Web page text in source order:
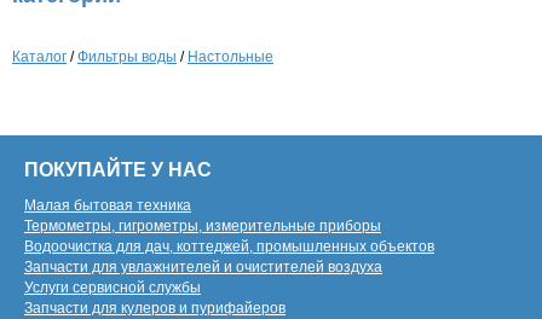
Каталог /Фильтры воды / Настольные
ПОКУПАЙТЕ У НАС
Малая бытовая техника
Термометры, гигрометры, измерительные приборы
Водоочистка для дач, коттеджей, промышленных объектов
Запчасти для увлажнителей и очистителей воздуха
Услуги сервисной службы
Запчасти для кулеров и пурифайеров